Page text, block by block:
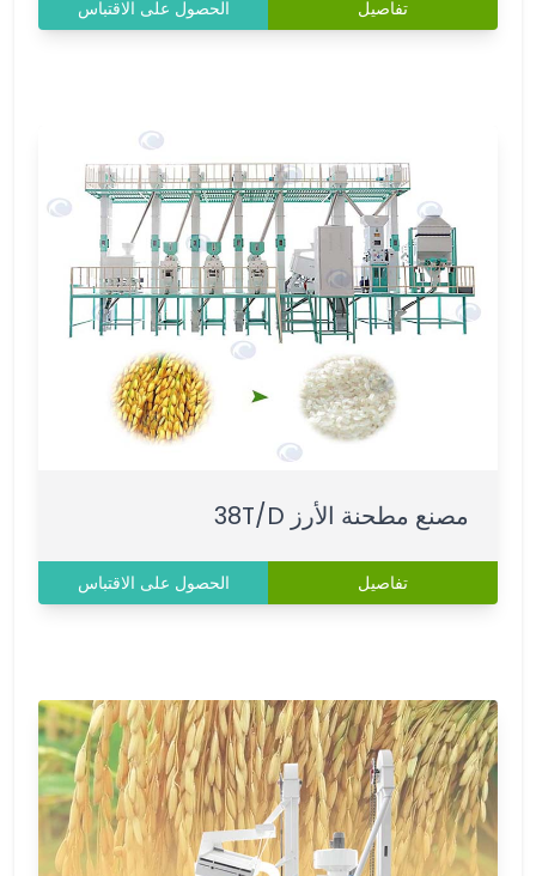
تفاصيل الحصول على الاقتباس
مصنع مطحنة الأرز 38T/D
تفاصيل الحصول على الاقتباس